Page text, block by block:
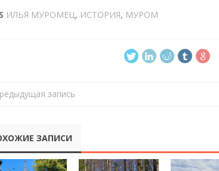
ИЛЬЯ МУРОМЕЦ, ИСТОРИЯ, МУРОМ
запись
ЗАПИСИ